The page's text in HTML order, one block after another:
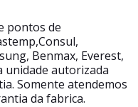
pontos de
Benmax, Everest,
unidade autorizada
Somente atendemos
da fabrica.